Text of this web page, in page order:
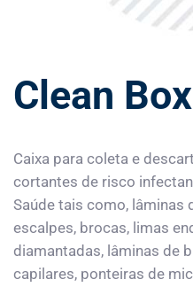
Clean
Caixa para coleta e
cortantes de risco
Saúde tais como, lâminas
escalpes, brocas, limas
diamantadas, lâminas de
capilares, ponteiras de